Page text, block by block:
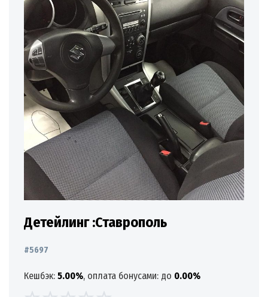
Детейлинг :Ставрополь
#5697
Кешбэк: 5.00%, оплата бонусами: до 0.00%